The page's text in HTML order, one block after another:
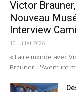
Victor
Nouveau
Interview
10 juillet 2026
« Faire monde avec
Brauner, L'Aventure